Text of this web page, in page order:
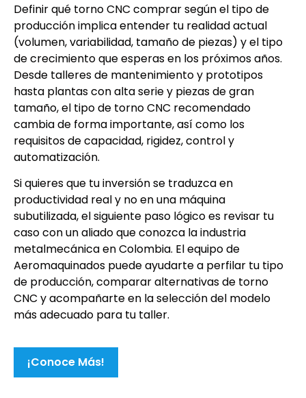
Definir qué torno CNC comprar según el tipo de
producción implica entender tu realidad actual
(volumen, variabilidad, tamaño de piezas) y el tipo
de crecimiento que esperas en los próximos años.
Desde talleres de mantenimiento y prototipos
hasta plantas con alta serie y piezas de gran
tamaño, el tipo de torno CNC recomendado
cambia de forma importante, así como los
requisitos de capacidad, rigidez, control y
automatización.
Si quieres que tu inversión se traduzca en
productividad real y no en una máquina
subutilizada, el siguiente paso lógico es revisar tu
caso con un aliado que conozca la industria
metalmecánica en Colombia. El equipo de
Aeromaquinados puede ayudarte a perfilar tu tipo
de producción, comparar alternativas de torno
CNC y acompañarte en la selección del modelo
más adecuado para tu taller.
¡Conoce Más!